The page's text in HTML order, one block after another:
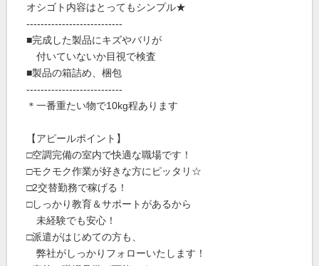
オシゴト内容はとってもシンプル★
---------------------------
■完成した製品にキズやバリが
付いていないか目視で検査
■製品の箱詰め、梱包
---------------------------
＊一番重たい物で10kg程あります
【アピールポイント】
□空調完備の室内で快適な職場です！
□モクモク作業が好きな方にピッタリ☆
□2交替勤務で稼げる！
□しっかり教育＆サポートがあるから
未経験でも安心！
□派遣がはじめての方も、
弊社がしっかりフォローいたします！